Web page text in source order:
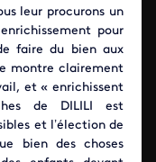
leur procurons un
pour
faire du bien aux
montre clairement
et « enrichissent
de DILILI est
et l’élection de
bien des choses